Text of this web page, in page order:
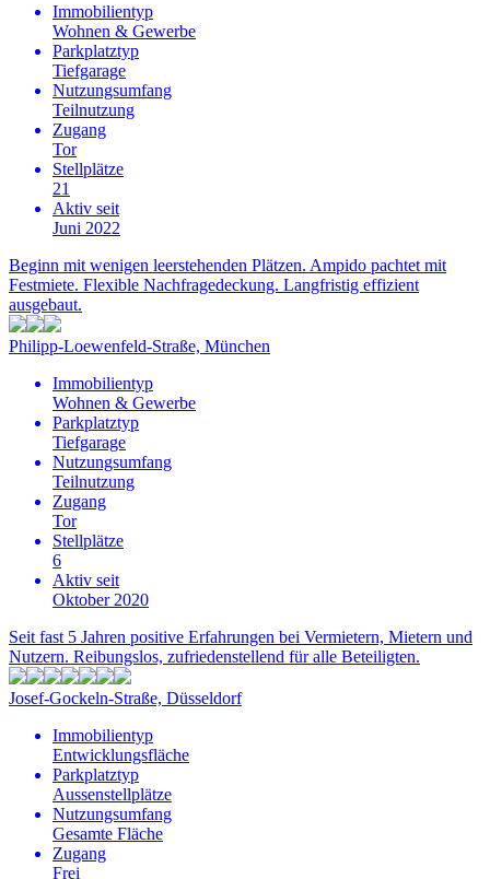
Immobilientyp
Wohnen & Gewerbe
Parkplatztyp
Tiefgarage
Nutzungsumfang
Teilnutzung
Zugang
Tor
Stellplätze
21
Aktiv seit
Juni 2022
Beginn mit wenigen leerstehenden Plätzen. Ampido pachtet mit
Festmiete. Flexible Nachfragedeckung. Langfristig effizient
ausgebaut.
Philipp-Loewenfeld-Straße, München
Immobilientyp
Wohnen & Gewerbe
Parkplatztyp
Tiefgarage
Nutzungsumfang
Teilnutzung
Zugang
Tor
Stellplätze
6
Aktiv seit
Oktober 2020
Seit fast 5 Jahren positive Erfahrungen bei Vermietern, Mietern und
Nutzern. Reibungslos, zufriedenstellend für alle Beteiligten.
Josef-Gockeln-Straße, Düsseldorf
Immobilientyp
Entwicklungsfläche
Parkplatztyp
Aussenstellplätze
Nutzungsumfang
Gesamte Fläche
Zugang
Frei